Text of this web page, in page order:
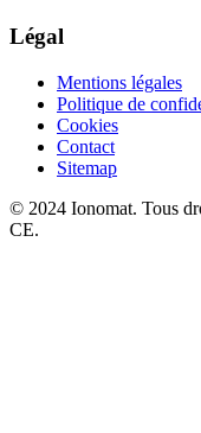
Légal
Mentions légales
Politique de
Cookies
Contact
Sitemap
© 2024 Ionomat. Tous
CE.